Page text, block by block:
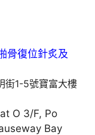
街1-5號寶富大樓
O 3/F, Po
Bay